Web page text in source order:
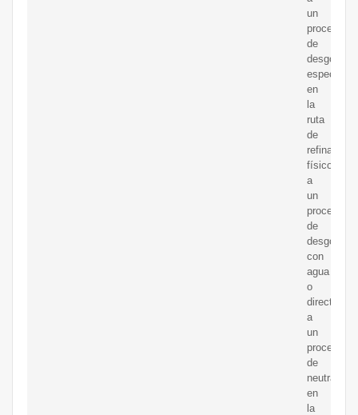
un
proceso
de
especial
en
la
ruta
de
refinado
físico,
a
un
proceso
de
con
agua
o
a
un
proceso
de
en
la